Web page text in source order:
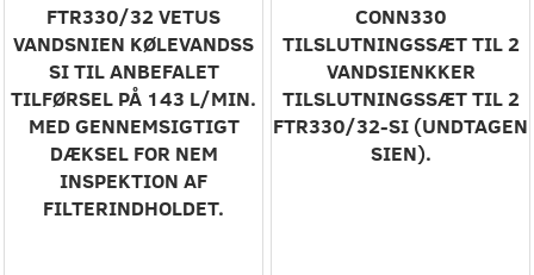
FTR330/32 VETUS
VANDSNIEN KØLEVANDSS
SI TIL ANBEFALET
TILFØRSEL PÅ 143 L/MIN.
MED GENNEMSIGTIGT
DÆKSEL FOR NEM
INSPEKTION AF
FILTERINDHOLDET.
CONN330
TILSLUTNINGSSÆT TIL 2
VANDSIENKKER
TILSLUTNINGSSÆT TIL 2
FTR330/32-SI (UNDTAGEN
SIEN).